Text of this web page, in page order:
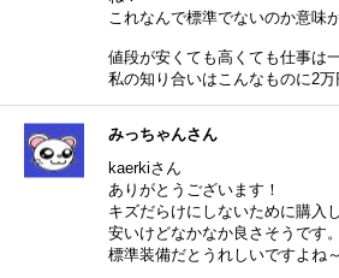
これなんで標準でないのか意味
値段が安くても高くても仕事は
私の知り合いはこんなものに2
みっちゃんさん
kaerkiさん
ありがとうございます！
キズだらけにしないために購入
安いけどなかなか良さそうです。
標準装備だとうれしいですよね～